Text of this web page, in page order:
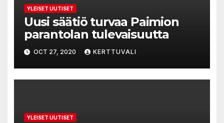
YLEISET UUTISET
Uusi säätiö turvaa Paimion
parantolan tulevaisuutta
OCT 27, 2020 KERTTUVALI
YLEISET UUTISET